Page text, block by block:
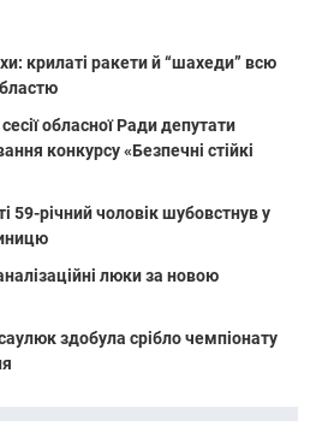
крилаті ракети й “шахеди” всю
обласної Ради депутати
конкурсу «Безпечні стійкі
59-річний чоловік шубовстнув у
люки за новою
здобула срібло чемпіонату